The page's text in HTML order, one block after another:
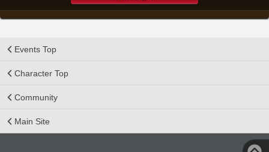
Events Top
Character Top
Community
Main Site